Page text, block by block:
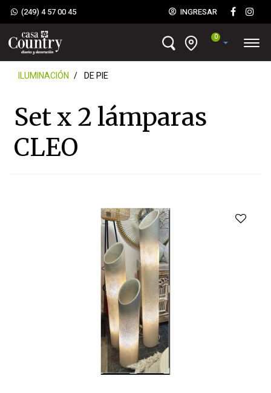
(249) 4 57 00 45 INGRESAR
0
ILUMINACIÓN DE PIE
Set x 2 lámparas
CLEO